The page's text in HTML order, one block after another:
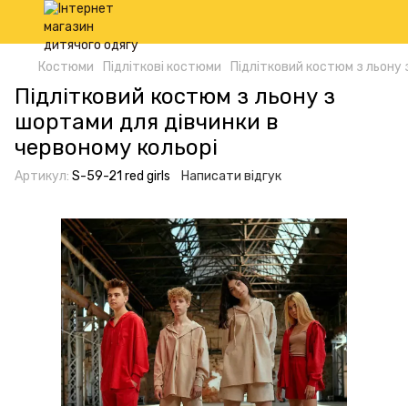
Костюми Підліткові костюми Підлітковий костюм з
Підлітковий костюм з льону з
шортами для дівчинки в
червоному кольорі
Артикул: S-59-21 red girls Написати відгук